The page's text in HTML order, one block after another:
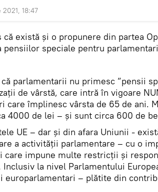
2021, 18:47
că există şi o propunere din partea
pensiilor speciale pentru
parlamentarii nu primesc ”pensii
de vârstă, care intră în vigoare
care împlinesc vârsta de 65 de ani.
4000 de lei – și sunt circa 600 de
UE – dar și din afara Uniunii -
a activității parlamentare – cu o
care impune multe restricții și
Inclusiv la nivel Parlamentului
europarlamentari – plătite din